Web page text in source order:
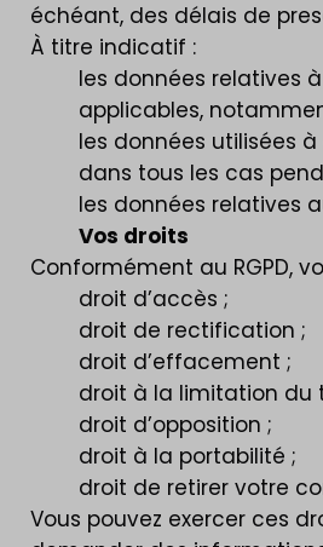
échéant, des délais de
À titre indicatif :
les données relatives
applicables,
les données utilisées
dans tous les cas
les données relatives
Vos droits
Conformément au RGPD,
droit d’accès ;
droit de rectification ;
droit d’effacement ;
droit à la limitation du
droit d’opposition ;
droit à la portabilité ;
droit de retirer votre
Vous pouvez exercer ces